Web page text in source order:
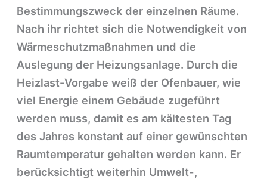
Bestimmungszweck der einzelnen Räume.
Nach ihr richtet sich die Notwendigkeit von
Wärmeschutzmaßnahmen und die
Auslegung der Heizungsanlage. Durch die
Heizlast-Vorgabe weiß der Ofenbauer, wie
viel Energie einem Gebäude zugeführt
werden muss, damit es am kältesten Tag
des Jahres konstant auf einer gewünschten
Raumtemperatur gehalten werden kann. Er
berücksichtigt weiterhin Umwelt-,